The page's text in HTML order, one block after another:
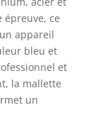
ce
appareil
bleu et
et
la mallette
un